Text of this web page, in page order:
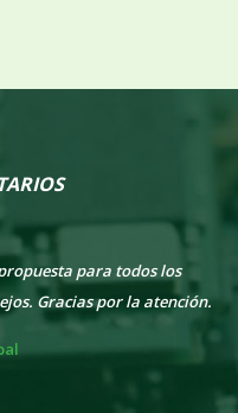
ayuda todo lo que recibimos
Loberto